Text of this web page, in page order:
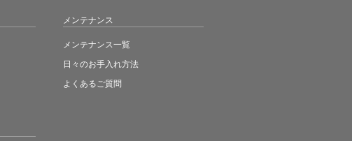
メンテナンス
メンテナンス一覧
日々のお手入れ方法
よくあるご質問